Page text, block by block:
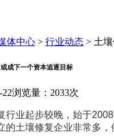
体中心 > 行业动态 > 土
成下一个资本追逐目标
浏览量：2033次
起步较晚，始于2008
的土壤修复企业非常多